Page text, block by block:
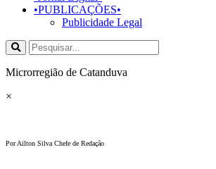
•PUBLICAÇÕES•
Publicidade Legal
Microrregião de Catanduva
×
Por Ailton Silva Chefe de Redação